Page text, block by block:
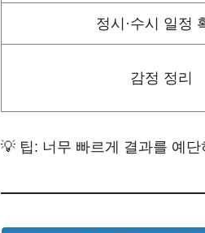
정시·수시 일정
감정 정리
💡 팁: 너무 빠르게 결과를 예